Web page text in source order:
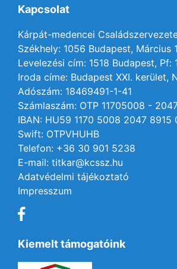
Kapcsolat
Kárpát-medencei
Székhely: 1056 Budapest, Március
Levelezési cím: 1518 Budapest, Pf:
Iroda címe: Budapest XXI. kerület,
Adószám: 18469491-1-41
Számlaszám: OTP 11705008 -
IBAN: HU59 1170 5008 2047
Swift: OTPVHUHB
Telefon: +36 30 901 5238
E-mail: titkar@kcssz.hu
Adatvédelmi tájékoztató
Impresszum
Kiemelt támogatóink